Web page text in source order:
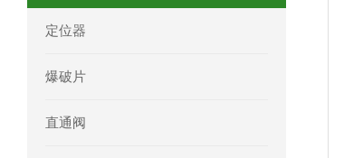
OEMER电机QLS 180M环保
定位器
爆破片
直通阀